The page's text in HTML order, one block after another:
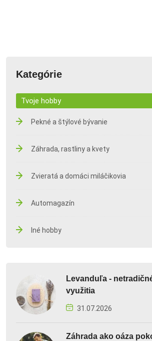
Kategórie
Tvoje hobby
Pekné a štýlové bývanie
Záhrada, rastliny a kvety
Zvieratá a domáci miláčikovia
Automagazín
Iné hobby
Levanduľa -
využitia
31.07.2026
Záhrada ako oáza